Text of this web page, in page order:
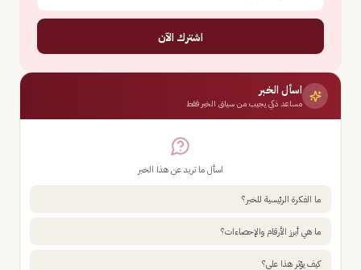
اشترك الآن
اسأل الخبر
مساعد ذكي يجيب من سياق الخبر فقط
اسأل ما تريد عن هذا الخبر
ما الفكرة الرئيسية للخبر؟
ما هي أبرز الأرقام والإحصاءات؟
كيف يؤثر هذا علي؟